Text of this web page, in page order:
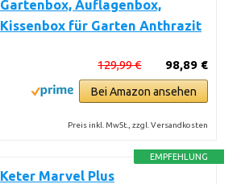
Gartenbox, Auflagenbox,
Kissenbox für Garten Anthrazit
98,89 €
129,99 €
Bei Amazon ansehen
Preis inkl. MwSt., zzgl. Versandkosten
EMPFEHLUNG
Keter Marvel Plus